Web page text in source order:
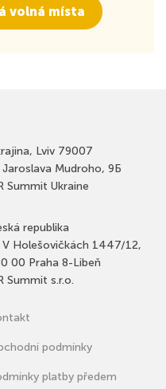
volná místa
Lviv 79007
Jaroslava Mudroho, 9Б
Summit Ukraine
republika
V Holešovičkách 1447/12,
00 Praha 8-Libeň
Summit s.r.o.
podmínky
platby předem